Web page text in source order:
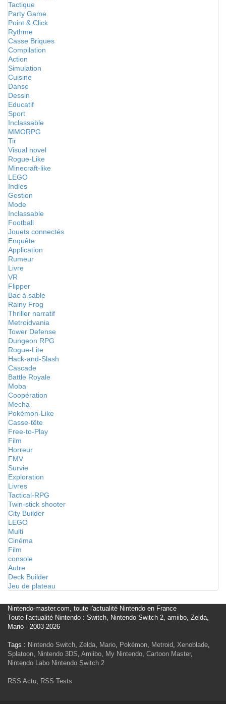
Tactique
Party Game
Point & Click
Rythme
Casse Briques
Compilation
Action
Simulation
Cuisine
Danse
Dessin
Educatif
Sport
Inclassable
MMORPG
Tir
Visual novel
Rogue-Like
Minecraft-like
LEGO
Indies
Gestion
Mode
Inclassable
Football
Jouets connectés
Enquête
Application
Rumeur
Livre
VR
Flipper
Bac à sable
Rainy Frog
Thriller narratif
Metroidvania
Tower Defense
Dungeon RPG
Rogue-Lite
Hack-and-Slash
Cascade
Battle Royale
Moba
Coopération
Mecha
Pokémon-Like
Casse-tête
Free-to-Play
Film
Horreur
FMV
Survie
Exploration
Livres
Tactical-RPG
Twin-stick shooter
City Builder
LEGO
Multi
Cinéma
Film
console
Autre
Deck Builder
Jeu de plateau
Nintendo-master.com, toute l'actualité Nintendo en France
Toute l'actualité Nintendo : Switch, Nintendo Switch 2, amiibo, Zelda,
Mario - 2003-2026
Tags : Nintendo Switch, Zelda, Mario, Pokémon, Metroid, Xenoblade,
Splatoon, Nintendo 3DS, Amiibo, My Nintendo, Cartoon Master,
Nintendo Labo Nintendo Switch 2
RSS Actu, RSS Tests